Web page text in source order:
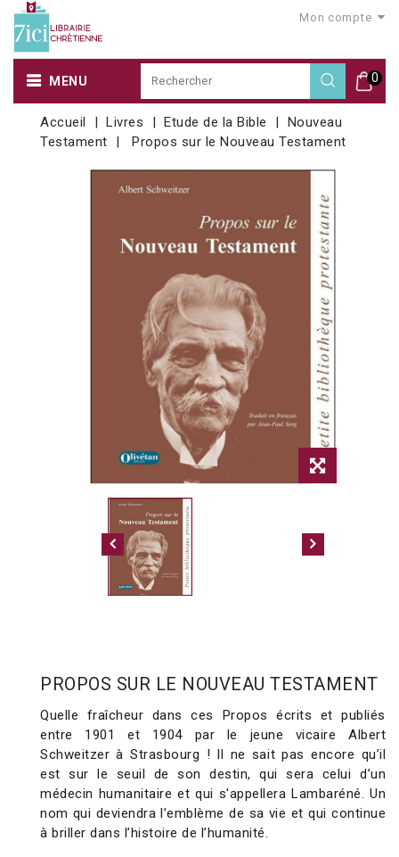
Mon compte
0
MENU
Accueil Livres Etude de la Bible
Nouveau
Testament
Propos sur le Nouveau Testament
PROPOS SUR LE NOUVEAU TESTAMENT
Quelle fraîcheur dans ces Propos écrits et publiés
entre 1901 et 1904 par le jeune vicaire Albert
Schweitzer à Strasbourg ! Il ne sait pas encore qu’il
est sur le seuil de son destin, qui sera celui d’un
médecin humanitaire et qui s'appellera Lambaréné. Un
nom qui deviendra l’emblème de sa vie et qui continue
à briller dans l’histoire de l’humanité.